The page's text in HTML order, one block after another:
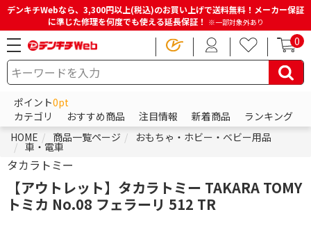
デンキチWebなら、3,300円以上(税込)のお買い上げで送料無料！メーカー保証
に準じた修理を何度でも使える延長保証！ ※一部対象外あり
0
ポイント0pt
カテゴリ
おすすめ商品 注目情報 新着商品
ランキング
HOME
商品一覧ページ おもちゃ・ホビー・ベビー用品
車・電車
タカラトミー
【アウトレット】タカラトミー TAKARA TOMY
トミカ No.08 フェラーリ 512 TR